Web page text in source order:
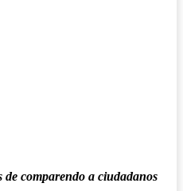
de comparendo a ciudadanos